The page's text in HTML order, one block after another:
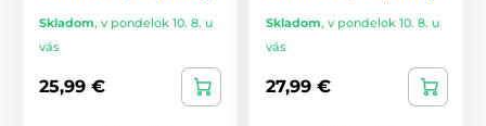
Skladom, v pondelok 10. 8. u
vás
25,99 €
Skladom, v pondelok 10. 8. u
vás
27,99 €